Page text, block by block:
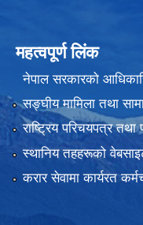
महत्वपूर्ण लिंक
नेपाल सरकारको
सङ्‍घीय मामिला तथा
राष्ट्रिय परिचयपत्र
स्थानिय तहहरूको
करार सेवामा कार्यरत